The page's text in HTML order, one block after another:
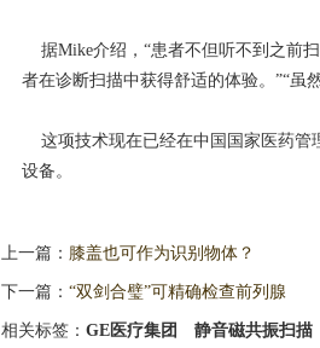
据Mike介绍，“患者不但听不到之前
者在诊断扫描中获得舒适的体验。”“虽
这项技术现在已经在中国国家医药管
设备。
上一篇： 膝盖也可作为识别物体？
下一篇： “双剑合璧”可精确检查前列腺
相关标签： GE医疗集团 静音磁共振扫描